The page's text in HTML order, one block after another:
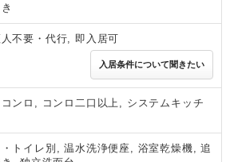
不要・代行, 即入居可
入居条件について聞きたい
コンロ, コンロ二口以上, システムキッチ
トイレ別, 温水洗浄便座, 浴室乾燥機, 追